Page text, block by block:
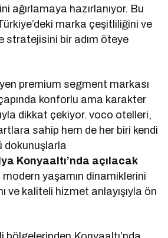
ağırlamaya hazırlanıyor. Bu
marka çeşitliliğini ve
stratejisini bir adım öteye
premium segment markası
konforlu ama karakter
dikkat çekiyor. voco otelleri,
sahip hem de her biri kendi
dokunuşlarla
Konyaaltı’nda açılacak
modern yaşamın dinamiklerini
ve kaliteli hizmet anlayışıyla ön